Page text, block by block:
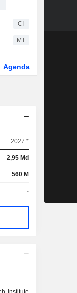
CI
MT
Agenda
2027 *
2,95 Md
560 M
-
Institute